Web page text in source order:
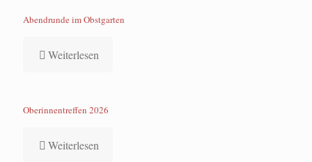
Abendrunde im Obstgarten
Weiterlesen
Oberinnentreffen 2026
Weiterlesen